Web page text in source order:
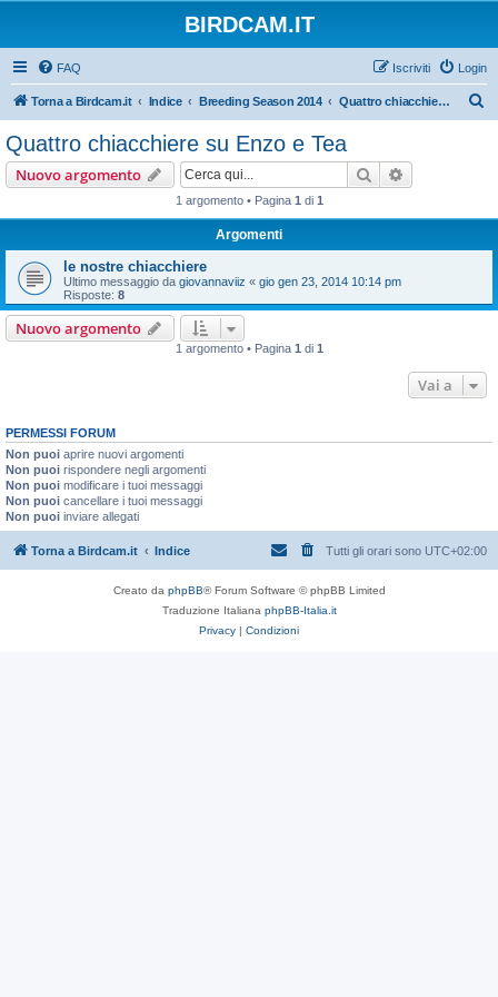
BIRDCAM.IT
FAQ Login
Iscriviti
Torna a Birdcam.it Indice Breeding Season 2014 Quattro chiacchiere su Enzo e Tea
Quattro chiacchiere su Enzo e Tea
Nuovo argomento Cerca
1 argomento • Pagina 1 di 1
Argomenti
le nostre chiacchiere
Ultimo messaggio da giovannaviiz « gio gen 23, 2014 10:14 pm
Risposte: 8
Nuovo argomento
1 argomento • Pagina 1 di 1
Vai a
PERMESSI FORUM
Non puoi aprire nuovi argomenti
Non puoi rispondere negli argomenti
Non puoi modificare i tuoi messaggi
Non puoi cancellare i tuoi messaggi
Non puoi inviare allegati
Torna a Birdcam.it Indice Tutti gli orari sono UTC+02:00
Creato da phpBB® Forum Software © phpBB Limited
Traduzione Italiana phpBB-Italia.it
Privacy | Condizioni